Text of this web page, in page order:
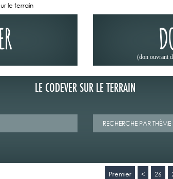
le terrain
(don ouvrant
LE CODEVER SUR LE TERRAIN
Premier < 26
LA TRIBUNE DU CODEVER DANS OFFROAD 4X4
MAGAZINE N°123